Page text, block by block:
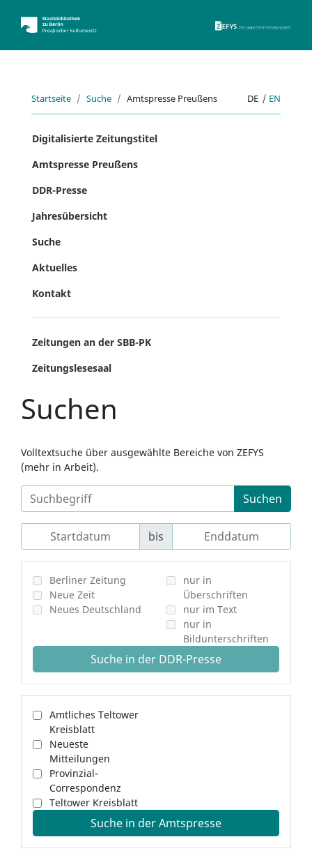
Startseite Suche Amtspresse Preußens DE | EN
Digitalisierte Zeitungstitel
Amtspresse Preußens
DDR-Presse
Jahresübersicht
Suche
Aktuelles
Kontakt
Zeitungen an der SBB-PK
Zeitungslesesaal
Suchen
Volltextsuche über ausgewählte Bereiche von ZEFYS
(mehr in Arbeit).
Suchen
bis
Berliner Zeitung
Neue Zeit
Neues Deutschland
nur in
Überschriften
nur im Text
nur in
Bildunterschriften
Suche in der DDR-Presse
Amtliches Teltower
Kreisblatt
Neueste
Mitteilungen
Provinzial-
Correspondenz
Teltower Kreisblatt
Suche in der Amtspresse